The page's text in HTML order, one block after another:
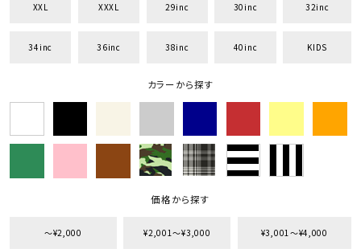
XXL XXXL 29inc 30inc 32inc
34inc 36inc 38inc 40inc KIDS
カラーから探す
価格から探す
〜¥2,000 ¥2,001〜¥3,000 ¥3,001〜¥4,000